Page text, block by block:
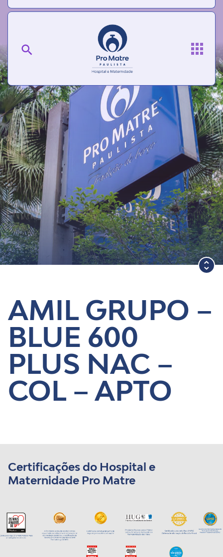
Blog
AMIL GRUPO –
BLUE 600
PLUS NAC –
COL – APTO
Certificações do Hospital e
Maternidade Pro Matre